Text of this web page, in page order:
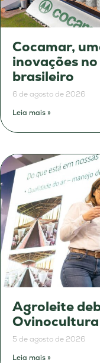
Cocamar,
inovações
brasileiro
6 de agosto de 2026
Leia mais »
Agroleite
Ovinocultura
5 de agosto de 2026
Leia mais »